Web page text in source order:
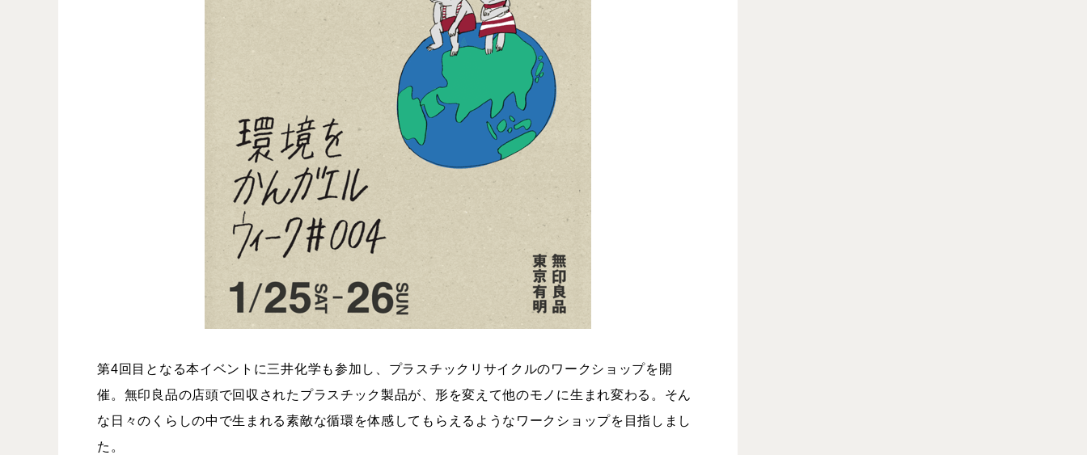
第4回目となる本イベントに三井化学も参加し、プラスチックリサイクルのワークショップを開
催。無印良品の店頭で回収されたプラスチック製品が、形を変えて他のモノに生まれ変わる。そん
な日々のくらしの中で生まれる素敵な循環を体感してもらえるようなワークショップを目指しまし
た。